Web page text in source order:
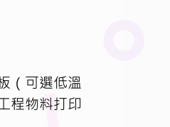
（可選低溫
程物料打印